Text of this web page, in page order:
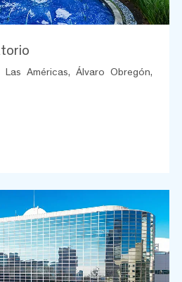
Américas, Álvaro Obregón,